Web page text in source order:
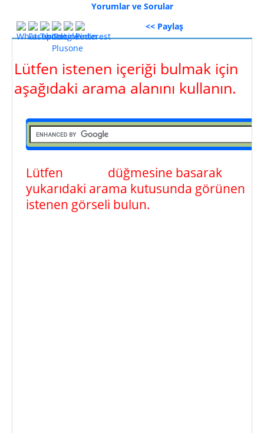
Yorumlar ve Sorular
<< Paylaş
Lütfen istenen içeriği bulmak için
aşağıdaki arama alanını kullanın.
Lütfen
düğmesine basarak
yukarıdaki arama kutusunda görünen
istenen görseli bulun.